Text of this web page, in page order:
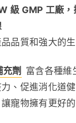
級 GMP 工廠，
品質和強大的生
劑
富含各種維
、促進消化道健
寵物擁有更好